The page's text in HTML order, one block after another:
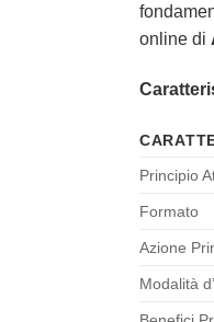
online di
Principio
Formato
Azione
Modalità